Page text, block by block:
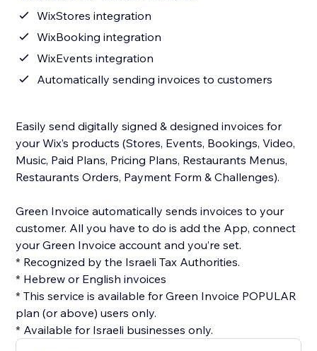
WixStores integration
WixBooking integration
WixEvents integration
Automatically sending invoices to customers
Easily send digitally signed & designed invoices for
your Wix’s products (Stores, Events, Bookings, Video,
Music, Paid Plans, Pricing Plans, Restaurants Menus,
Restaurants Orders, Payment Form & Challenges).
Green Invoice automatically sends invoices to your
customer. All you have to do is add the App, connect
your Green Invoice account and you’re set.
* Recognized by the Israeli Tax Authorities.
* Hebrew or English invoices
* This service is available for Green Invoice POPULAR
plan (or above) users only.
* Available for Israeli businesses only.